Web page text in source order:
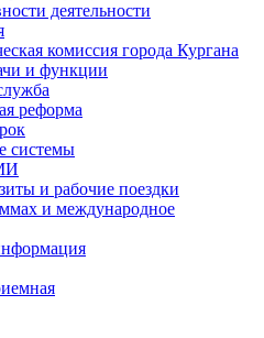
деятельности
комиссия города Кургана
и функции
реформа
системы
и рабочие поездки
и международное